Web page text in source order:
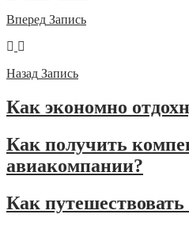
Вперед Запись
Назад Запись
Как экономно
Как получить
авиакомпании?
Как